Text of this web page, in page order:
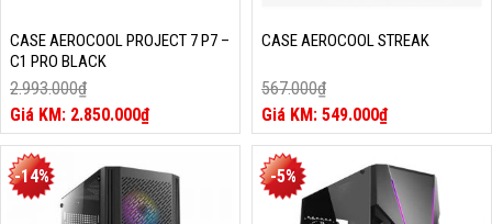
CASE AEROCOOL PROJECT 7 P7 –
C1 PRO BLACK
2.993.000₫
Giá
gốc
là:
2.993.000₫.
2.850.000₫
Giá
hiện
tại
là:
2.850.000₫.
CASE AEROCOOL STREAK
567.000₫
Giá
gốc
là:
567.000₫.
549.000₫
Giá
hiện
tại
là:
549.000₫.
-14% -5%